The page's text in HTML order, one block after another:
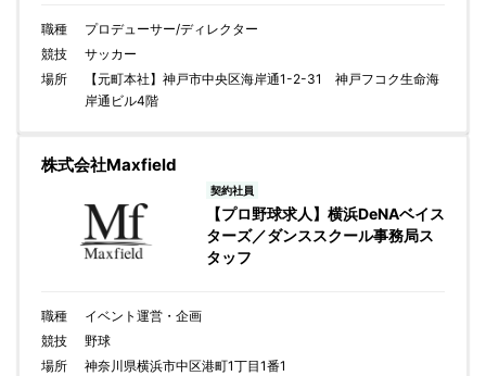
職種
プロデューサー/ディレクター
競技
サッカー
場所
【元町本社】神戸市中央区海岸通1-2-31 神戸フコク生命海
岸通ビル4階
株式会社Maxfield
契約社員
【プロ野球求人】横浜DeNAベイス
ターズ／ダンススクール事務局ス
タッフ
職種
イベント運営・企画
競技
野球
場所
神奈川県横浜市中区港町1丁目1番1